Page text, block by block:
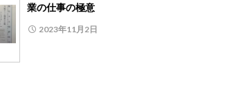
業の仕事の極意
2023年11月2日